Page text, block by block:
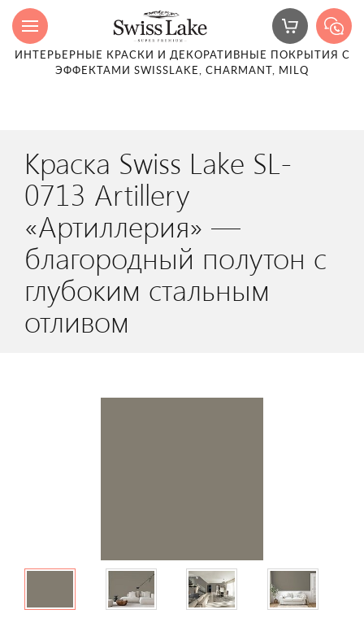
ИНТЕРЬЕРНЫЕ КРАСКИ И ДЕКОРАТИВНЫЕ ПОКРЫТИЯ С
ЭФФЕКТАМИ SWISSLAKE, CHARMANT, MILQ
Краска Swiss Lake SL-
0713 Artillery
«Артиллерия» —
благородный полутон с
глубоким стальным
отливом